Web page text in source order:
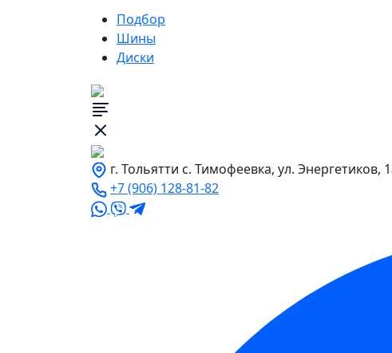
Подбор
Шины
Диски
г. Тольятти с. Тимофеевка, ул. Энергетиков,
+7 (906) 128-81-82